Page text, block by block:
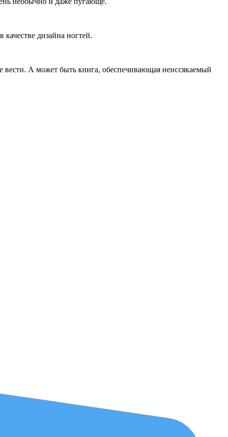
дизайна ногтей.
А может быть книга, обеспечивающая неиссякаемый